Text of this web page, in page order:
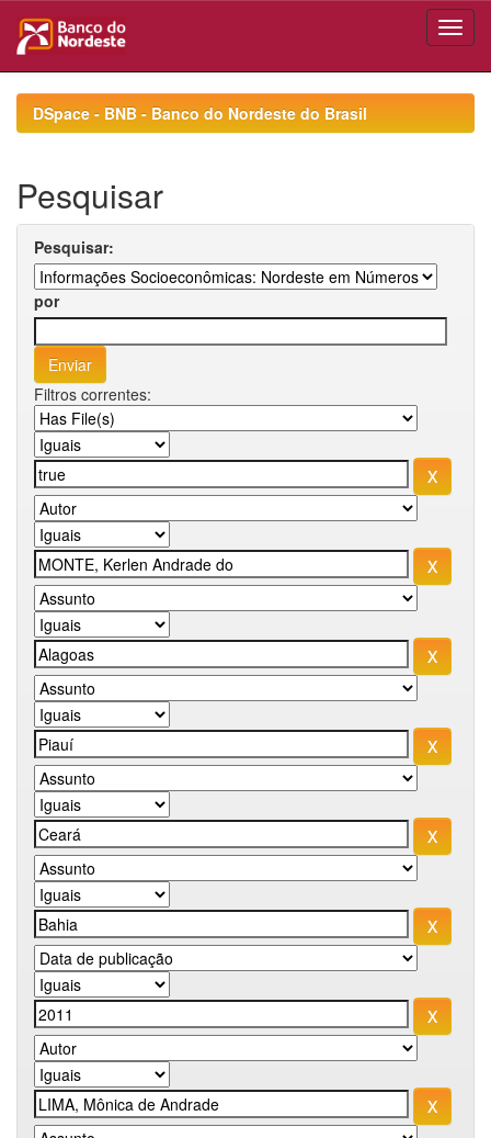
navigationDSpace - BNB - Banco do Nordeste do Brasil
Pesquisar
Pesquisar:
por
Filtros correntes: